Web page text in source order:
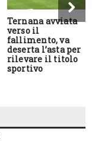
Ternana avviata
verso il
fallimento, va
deserta l’asta per
rilevare il titolo
sportivo